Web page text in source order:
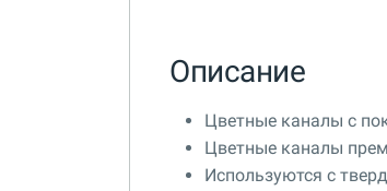
Описание
Цветные каналы с
Цветные каналы
Используются с